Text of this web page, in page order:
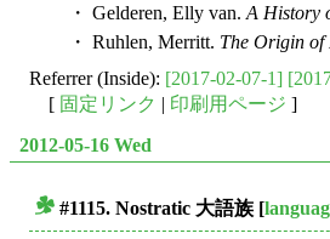
・ Gelderen, Elly van. A History
・ Ruhlen, Merritt. The Origin of
Referrer (Inside): [2017-02-07-1]
[ 固定リンク | 印刷用ページ ]
2012-05-16 Wed
#1115. Nostratic 大語族 [